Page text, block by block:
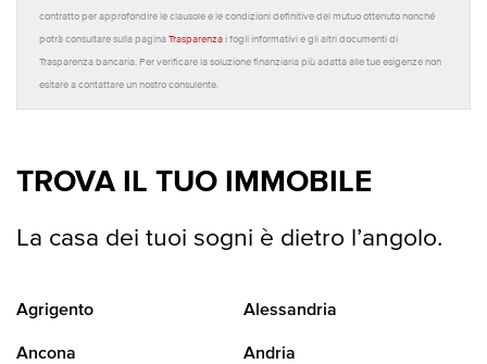
contratto per approfondire le clausole e le condizioni definitive del mutuo ottenuto nonché
potrà consultare sulla pagina Trasparenza i fogli informativi e gli altri documenti di
Trasparenza bancaria. Per verificare la soluzione finanziaria più adatta alle tue esigenze non
esitare a contattare un nostro consulente.
TROVA IL TUO IMMOBILE
La casa dei tuoi sogni è dietro l’angolo.
Agrigento Alessandria
Ancona Andria